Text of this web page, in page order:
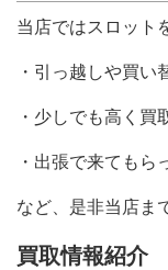
当店ではスロット
・引っ越しや買い
・少しでも高く買
・出張で来てもら
など、是非当店ま
買取情報紹介